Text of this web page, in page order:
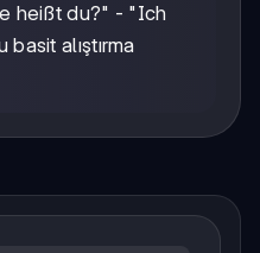
heißt du?" - "Ich
alıştırma